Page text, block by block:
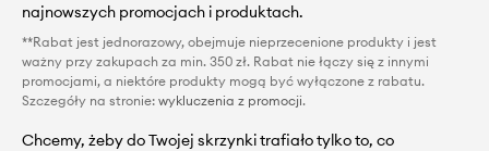
najnowszych promocjach i produktach.
**Rabat jest jednorazowy, obejmuje nieprzecenione produkty i jest
ważny przy zakupach za min. 350 zł. Rabat nie łączy się z innymi
promocjami, a niektóre produkty mogą być wyłączone z rabatu.
Szczegóły na stronie: wykluczenia z promocji.
Chcemy, żeby do Twojej skrzynki trafiało tylko to, co